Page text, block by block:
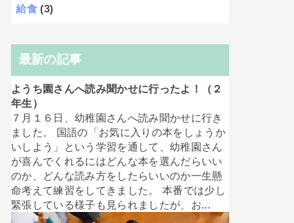
給食 (3)
最新の記事
ようち園さんへ読み聞かせに行ったよ！（２
年生）
７月１６日、幼稚園さんへ読み聞かせに行き
ました。 国語の「お気に入りの本をしょうか
いしよう」という学習を通して、幼稚園さん
が喜んでくれるにはどんな本を選んだらいい
のか、どんな読み方をしたらいいのか一生懸
命考えて練習をしてきました。 本番では少し
緊張している様子も見られましたが、お...